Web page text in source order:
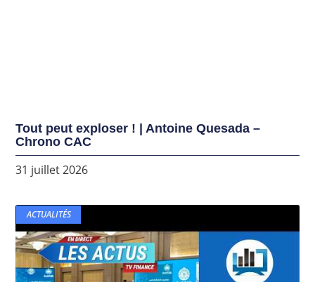
Tout peut exploser ! | Antoine Quesada –
Chrono CAC
31 juillet 2026
ACTUALITÉS